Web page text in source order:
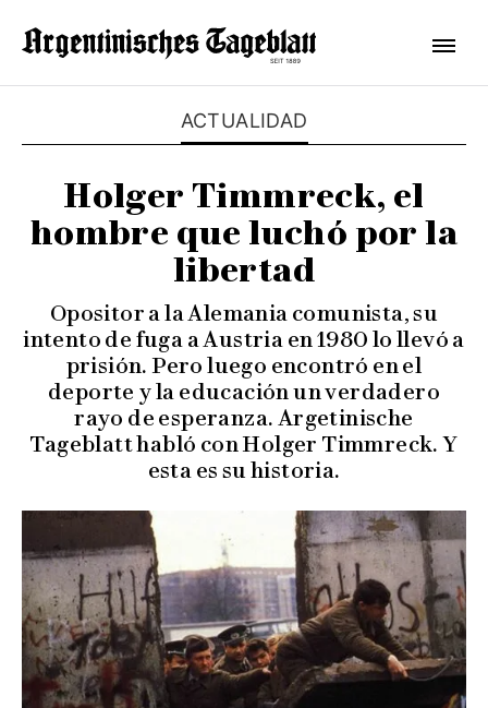
ACTUALIDAD
Holger Timmreck, el
hombre que luchó por la
libertad
Opositor a la Alemania comunista, su
intento de fuga a Austria en 1980 lo llevó a
prisión. Pero luego encontró en el
deporte y la educación un verdadero
rayo de esperanza. Argetinische
Tageblatt habló con Holger Timmreck. Y
esta es su historia.